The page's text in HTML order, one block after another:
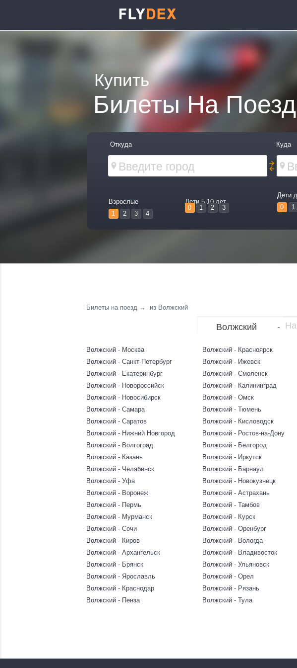
Купить
Билеты На
Откуда Куда
Взрослые
Дети 5-10 лет
1
2 3 4
0 1 2 3
Дети
0
1
Билеты на поезд → из Волжский
Волжский -
Волжский - Москва
Волжский - Санкт-Петербург
Волжский - Екатеринбург
Волжский - Новороссийск
Волжский - Новосибирск
Волжский - Самара
Волжский - Саратов
Волжский - Нижний Новгород
Волжский - Волгоград
Волжский - Казань
Волжский - Челябинск
Волжский - Уфа
Волжский - Воронеж
Волжский - Пермь
Волжский - Мурманск
Волжский - Сочи
Волжский - Киров
Волжский - Архангельск
Волжский - Брянск
Волжский - Ярославль
Волжский - Краснодар
Волжский - Пенза
Волжский - Красноярск
Волжский - Ижевск
Волжский - Смоленск
Волжский - Калининград
Волжский - Омск
Волжский - Тюмень
Волжский - Кисловодск
Волжский - Ростов-на-Дону
Волжский - Белгород
Волжский - Иркутск
Волжский - Барнаул
Волжский - Новокузнецк
Волжский - Астрахань
Волжский - Тамбов
Волжский - Курск
Волжский - Оренбург
Волжский - Вологда
Волжский - Владивосток
Волжский - Ульяновск
Волжский - Орел
Волжский - Рязань
Волжский - Тула